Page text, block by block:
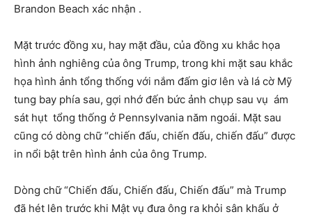
Brandon Beach xác nhận .
Mặt trước đồng xu, hay mặt đầu, của đồng xu khắc họa
hình ảnh nghiêng của ông Trump, trong khi mặt sau khắc
họa hình ảnh tổng thống với nắm đấm giơ lên ​​và lá cờ Mỹ
tung bay phía sau, gợi nhớ đến bức ảnh chụp sau vụ ám
sát hụt tổng thống ở Pennsylvania năm ngoái. Mặt sau
cũng có dòng chữ “chiến đấu, chiến đấu, chiến đấu” được
in nổi bật trên hình ảnh của ông Trump.
Dòng chữ “Chiến đấu, Chiến đấu, Chiến đấu” mà Trump
đã hét lên trước khi Mật vụ đưa ông ra khỏi sân khấu ở